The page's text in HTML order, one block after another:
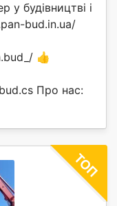
будівництві і
bud.in.ua/
👍
Про нас: